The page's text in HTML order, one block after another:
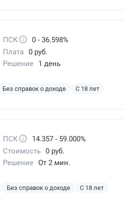
ПСК
0 - 36.598%
Плата 0 руб.
Решение 1 день
Без справок о доходе С 18 лет
ПСК
14.357 - 59.000%
Стоимость 0 руб.
Решение От 2 мин.
Без справок о доходе С 18 лет